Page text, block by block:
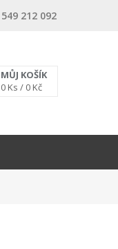
212 092
MŮJ KOŠÍK
0 Ks / 0 Kč